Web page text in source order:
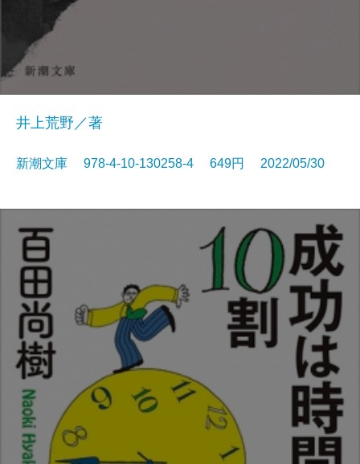
井上荒野／著
新潮文庫 978-4-10-130258-4 649円 2022/05/30